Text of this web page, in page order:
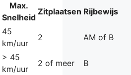
Max.
Snelheid
Zitplaatsen Rijbewijs
45
km/uur
2 AM of B
> 45
km/uur
2 of meer B